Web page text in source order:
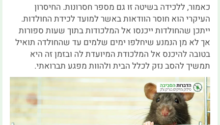
כאמור, ללכידה בשיטה זו גם מספר חסרונות. החיסרון
העיקרי הוא חוסר הוודאות באשר למועד לכידת החולדות.
ייתכן שהחולדות ייכנסו אל המלכודות בתוך שעות ספורות
אך לא מן הנמנע שיחלפו ימים שלמים עד שהחולדה תואיל
בטובה להיכנס אל המלכודת המיועדת לה ובזמן זה היא
תמשיך להסב נזק לכלל הבית ולהוות מפגע תברואתי.